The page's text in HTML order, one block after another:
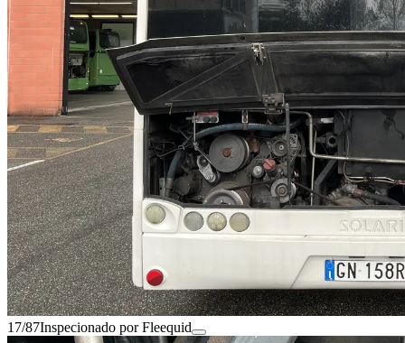
17/87Inspecionado por Fleequid